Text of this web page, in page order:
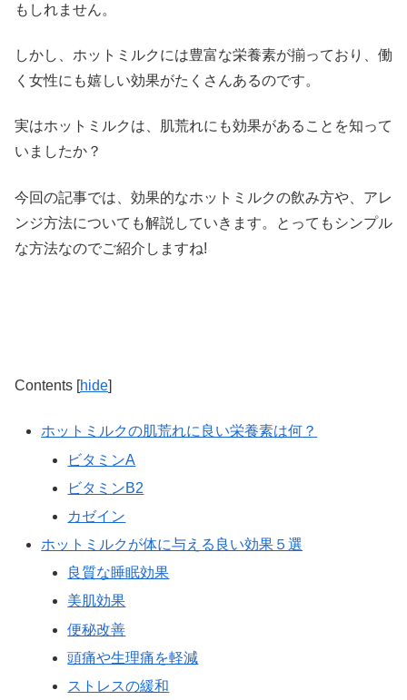
もしれません。
しかし、ホットミルクには豊富な栄養素が揃っており、働
く女性にも嬉しい効果がたくさんあるのです。
実はホットミルクは、肌荒れにも効果があることを知って
いましたか？
今回の記事では、効果的なホットミルクの飲み方や、アレ
ンジ方法についても解説していきます。とってもシンプル
な方法なのでご紹介しますね!
Contents [hide]
ホットミルクの肌荒れに良い栄養素は何？
ビタミンA
ビタミンB2
カゼイン
ホットミルクが体に与える良い効果５選
良質な睡眠効果
美肌効果
便秘改善
頭痛や生理痛を軽減
ストレスの緩和